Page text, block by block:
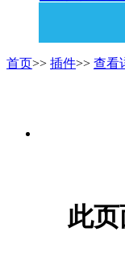
首页>> 插件>> 查看
此